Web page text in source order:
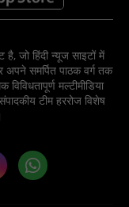
जो हिंदी न्यूज साइटों में
अपने समर्पित पाठक वर्ग तक
मल्टीमीडिया
टीम हररोज विशेष